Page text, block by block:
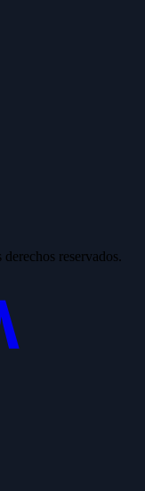
reservados.